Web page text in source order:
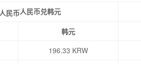
人民币兑韩元
韩元
196.33 KRW